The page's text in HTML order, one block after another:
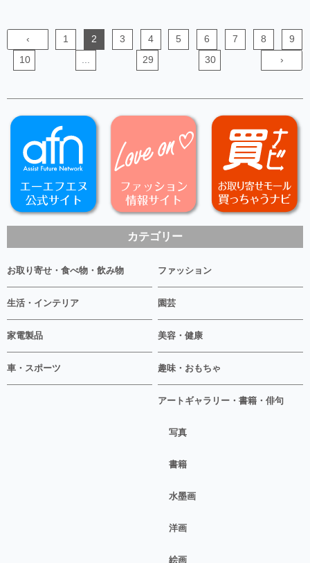
カテゴリー
お取り寄せ・食べ物・飲み物 ファッション
生活・インテリア 園芸
家電製品 美容・健康
車・スポーツ 趣味・おもちゃ
アートギャラリー・書籍・俳句
写真
書籍
水墨画
洋画
絵画
‹ 1 2 3 4 5 6 7 8
9
10
29 30 ›